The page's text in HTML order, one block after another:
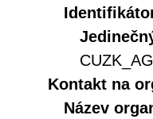
Kontakt na
Název